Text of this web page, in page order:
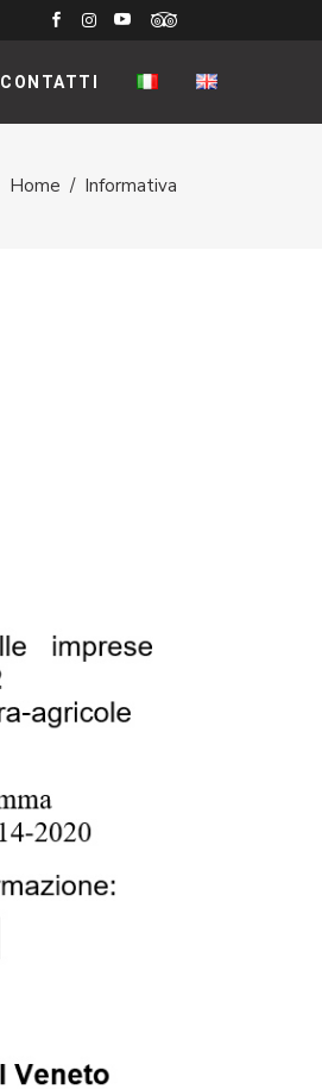
CONTATTI
Home / Informativa